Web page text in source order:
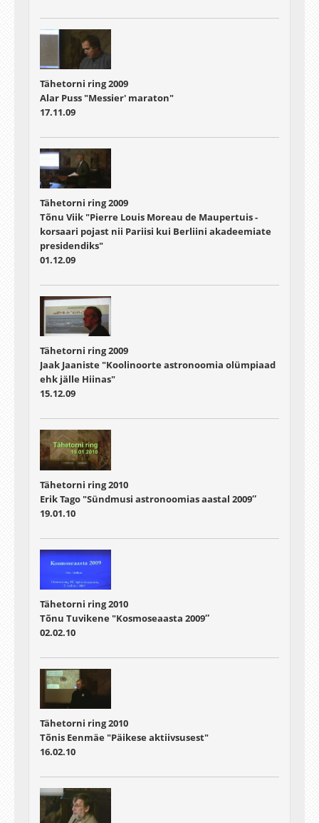
Tähetorni ring 2009
Alar Puss "Messier' maraton"
17.11.09
Tähetorni ring 2009
Tõnu Viik "Pierre Louis Moreau de Maupertuis -
korsaari pojast nii Pariisi kui Berliini akadeemiate
presidendiks"
01.12.09
Tähetorni ring 2009
Jaak Jaaniste "Koolinoorte astronoomia olümpiaad
ehk jälle Hiinas"
15.12.09
Tähetorni ring 2010
Erik Tago "Sündmusi astronoomias aastal 2009″
19.01.10
Tähetorni ring 2010
Tõnu Tuvikene "Kosmoseaasta 2009″
02.02.10
Tähetorni ring 2010
Tõnis Eenmäe "Päikese aktiivsusest"
16.02.10